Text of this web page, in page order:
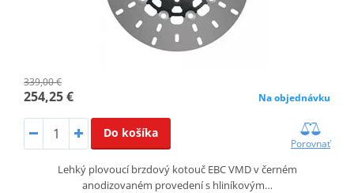
339,00 €
254,25 € Na objednávku
Do košíka
Porovnať
Lehký plovoucí brzdový kotouč EBC VMD v černém
anodizovaném provedení s hliníkovým…